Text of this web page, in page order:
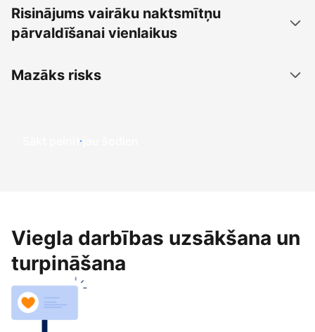
Risinājums vairāku naktsmītņu
pārvaldīšanai vienlaikus
Mazāks risks
Sākt pelnīt jau šodien
Viegla darbības uzsākšana un
turpināšana